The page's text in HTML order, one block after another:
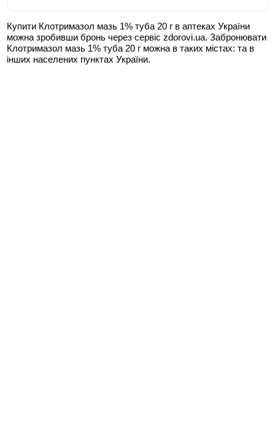
Купити Клотримазол мазь 1% туба 20 г в аптеках України
можна зробивши бронь через сервіс zdorovi.ua. Забронювати
Клотримазол мазь 1% туба 20 г можна в таких містах:та в
інших населених пунктах України.